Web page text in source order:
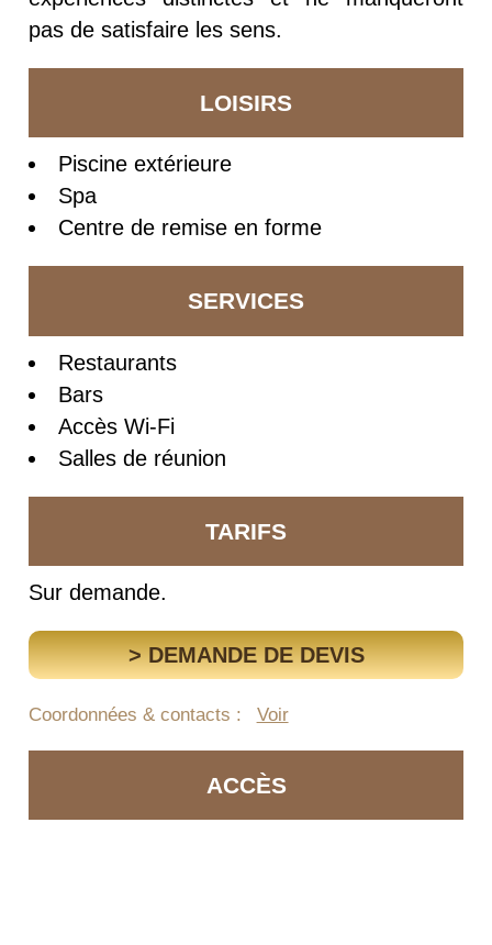
pas de satisfaire les sens.
LOISIRS
Piscine extérieure
Spa
Centre de remise en forme
SERVICES
Restaurants
Bars
Accès Wi-Fi
Salles de réunion
TARIFS
Sur demande.
> DEMANDE DE DEVIS
Coordonnées & contacts : Voir
ACCÈS